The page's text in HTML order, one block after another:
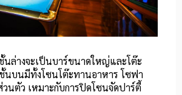
ล่างจะเป็นบาร์ขนาดใหญ่และโต๊ะ
นบนมีทั้งโซนโต๊ะทานอาหาร โซฟา
นตัว เหมาะกับการปิดโซนจัดปาร์ตี้